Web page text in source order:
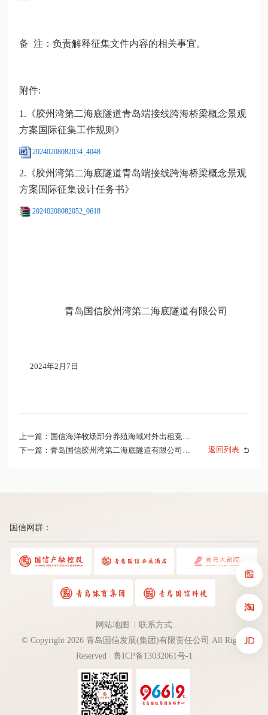
备 注：负责解释征集文件内容的相关事宜。
附件:
1.《胶州湾第二海底隧道青岛端接线跨海桥梁概念景观
方案国际征集工作规则》
20240208082034_4048
2.《胶州湾第二海底隧道青岛端接线跨海桥梁概念景观
方案国际征集设计任务书》
20240208082052_0618
青岛国信胶州湾第二海底隧道有限公司
2024年2月7日
上一篇：国信海洋牧场部分养殖海域对外出租竞价
公告
下一篇：青岛国信胶州湾第二海底隧道有限公司关
返回列表
国信网群：
网站地图
联系方式
© Copyright 2026 青岛国信发展(集团)有限责任公司 All Rights
Reserved 鲁ICP备13032061号-1